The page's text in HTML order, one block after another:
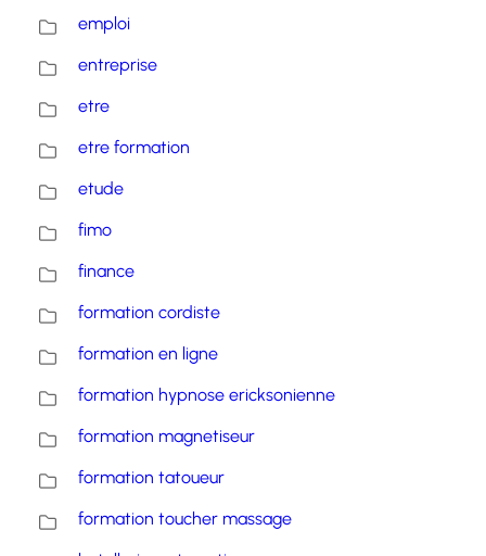
emploi
entreprise
etre
etre formation
etude
fimo
finance
formation cordiste
formation en ligne
formation hypnose ericksonienne
formation magnetiseur
formation tatoueur
formation toucher massage